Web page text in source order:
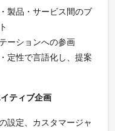
製品・サービス間のブ
ーションへの参画
定性で言語化し、提案
ティブ企画
設定、カスタマージャ